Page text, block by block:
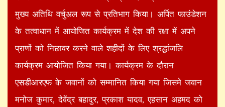
मुख्य अतिथि वर्चुअल रूप से प्रतिभाग किया। अर्पित फाउंडेशन
के तत्वाधान में आयोजित कार्यक्रम में देश की रक्षा में अपने
प्राणों को निछावर करने वाले शहीदों के लिए श्रद्धांजलि
कार्यक्रम आयोजित किया गया। कार्यक्रम के दौरान
एसडीआरएफ के जवानों को सम्मानित किया गया जिसमे जवान
मनोज कुमार, देवेंद्र बहादुर, प्रकाश यादव, एहसान अहमद को